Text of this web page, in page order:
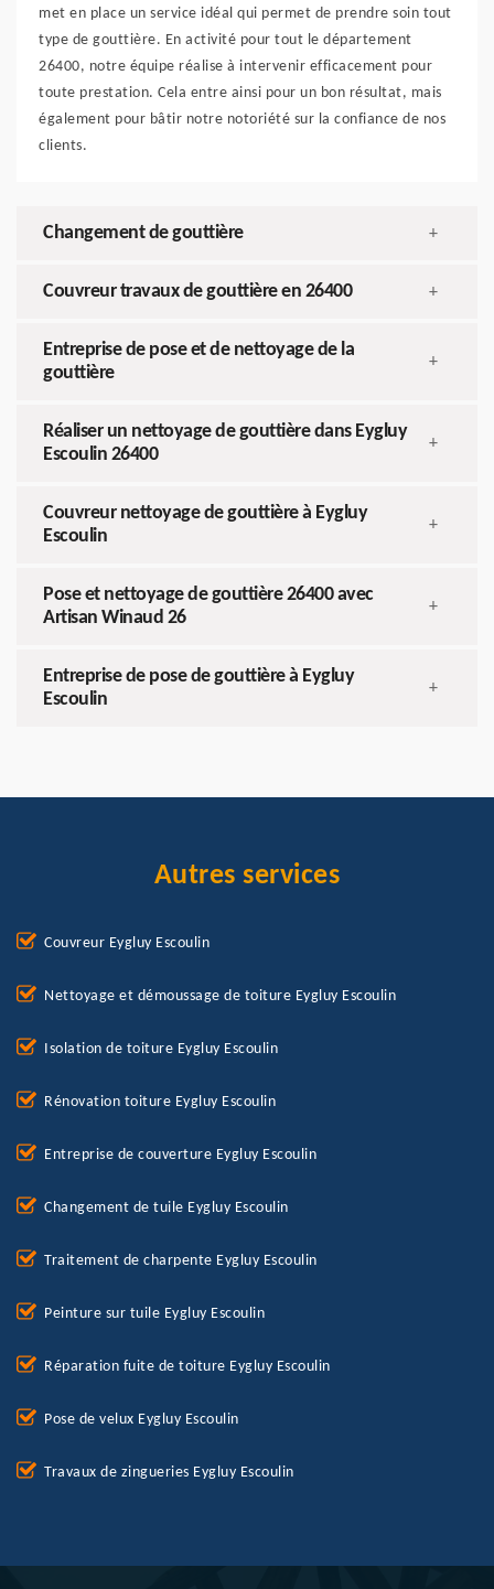
met en place un service idéal qui permet de prendre soin tout
type de gouttière. En activité pour tout le département
26400, notre équipe réalise à intervenir efficacement pour
toute prestation. Cela entre ainsi pour un bon résultat, mais
également pour bâtir notre notoriété sur la confiance de nos
clients.
Changement de gouttière +
Couvreur travaux de gouttière en 26400 +
Entreprise de pose et de nettoyage de la
gouttière
+
Réaliser un nettoyage de gouttière dans Eygluy
Escoulin 26400
+
Couvreur nettoyage de gouttière à Eygluy
Escoulin
+
Pose et nettoyage de gouttière 26400 avec
Artisan Winaud 26
+
Entreprise de pose de gouttière à Eygluy
Escoulin
+
Autres services
Couvreur Eygluy Escoulin
Nettoyage et démoussage de toiture Eygluy Escoulin
Isolation de toiture Eygluy Escoulin
Rénovation toiture Eygluy Escoulin
Entreprise de couverture Eygluy Escoulin
Changement de tuile Eygluy Escoulin
Traitement de charpente Eygluy Escoulin
Peinture sur tuile Eygluy Escoulin
Réparation fuite de toiture Eygluy Escoulin
Pose de velux Eygluy Escoulin
Travaux de zingueries Eygluy Escoulin